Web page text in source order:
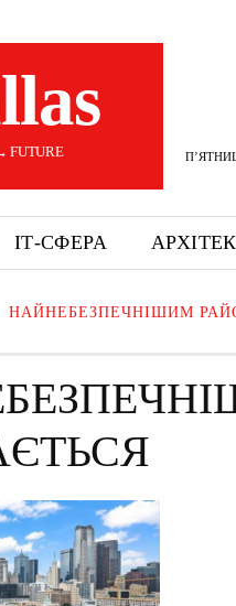
ІТ-СФЕРА
НАЙНЕБЕЗПЕЧНІШИМ